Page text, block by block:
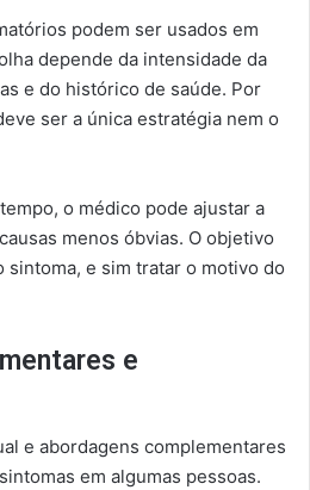
podem ser usados em
depende da intensidade da
e do histórico de saúde. Por
ser a única estratégia nem o
o médico pode ajustar a
menos óbvias. O objetivo
sintoma, e sim tratar o motivo do
e
e abordagens complementares
em algumas pessoas.